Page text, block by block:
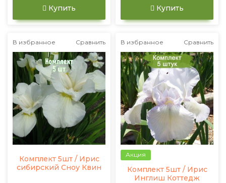
Купить Купить
В избранное Сравнить
Комплект 5шт / Ирис
сибирский Сноу Квин
В избранное Сравнить
Акция
Комплект 5шт / Ирис
Инглиш Коттедж